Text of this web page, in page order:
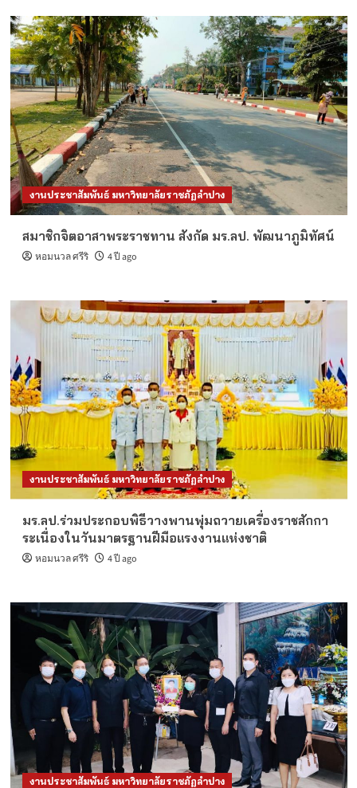
งานประชาสัมพันธ์ มหาวิทยาลัยราชภัฏลำปาง
สมาชิกจิตอาสาพระราชทาน สังกัด มร.ลป. พัฒนาภูมิทัศน์
หอมนวล ศรีริ 4 ปี ago
งานประชาสัมพันธ์ มหาวิทยาลัยราชภัฏลำปาง
มร.ลป.ร่วมประกอบพิธีวางพานพุ่มถวายเครื่องราชสักกา
ระเนื่องในวันมาตรฐานฝีมือแรงงานแห่งชาติ
หอมนวล ศรีริ 4 ปี ago
งานประชาสัมพันธ์ มหาวิทยาลัยราชภัฏลำปาง